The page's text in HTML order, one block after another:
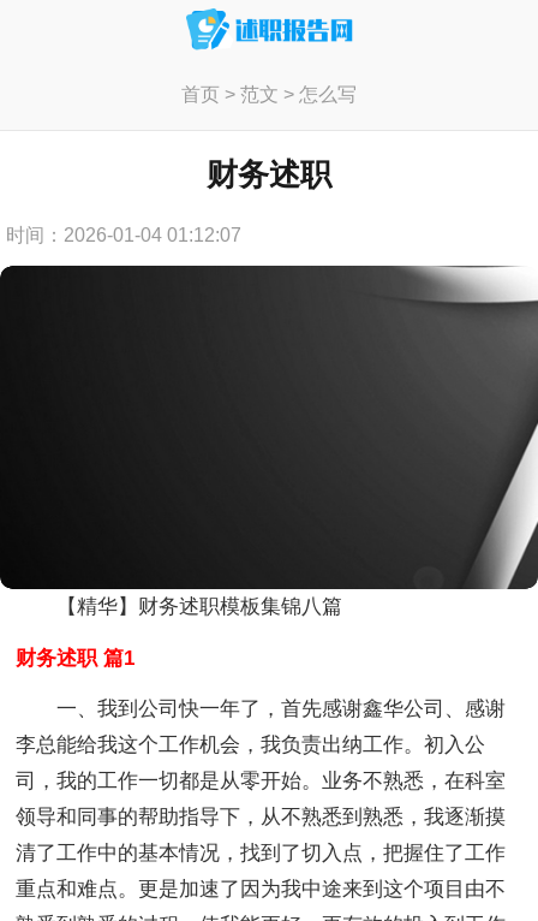
首页> 范文 > 怎么写
财务述职
时间：2026-01-04 01:12:07
【精华】财务述职模板集锦八篇
财务述职 篇1
一、我到公司快一年了，首先感谢鑫华公司、感谢
李总能给我这个工作机会，我负责出纳工作。初入公
司，我的工作一切都是从零开始。业务不熟悉，在科室
领导和同事的帮助指导下，从不熟悉到熟悉，我逐渐摸
清了工作中的基本情况，找到了切入点，把握住了工作
重点和难点。更是加速了因为我中途来到这个项目由不